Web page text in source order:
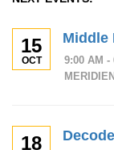
15
OCT
Middle
9:00 AM -
18